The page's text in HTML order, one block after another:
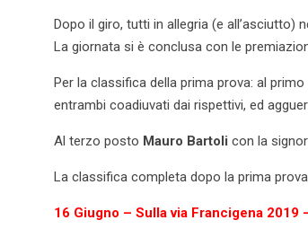
Dopo il giro, tutti in allegria (e all’asciutto)
La giornata si è conclusa con le
Per la classifica della prima prova: al
entrambi coadiuvati dai rispettivi, ed
Al terzo posto Mauro Bartoli con la
La classifica completa dopo la prima
16 Giugno – Sulla via Francigena 2019